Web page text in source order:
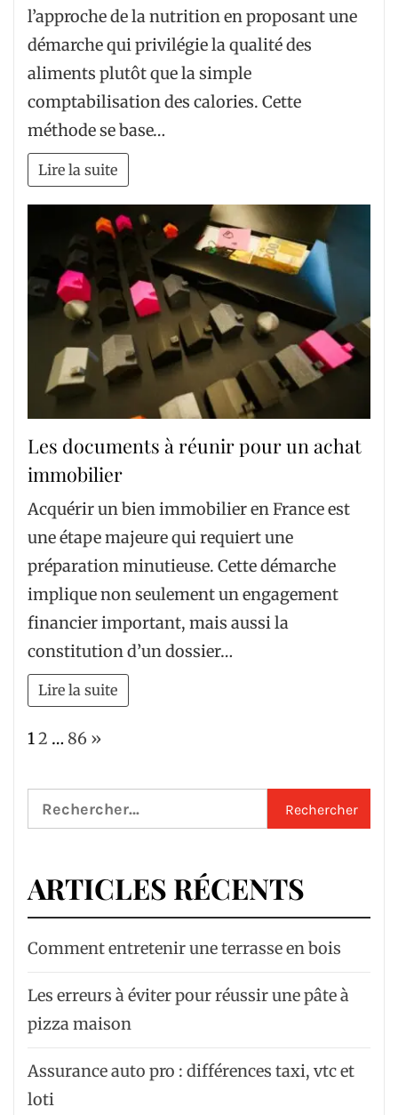
l’approche de la nutrition en proposant une
démarche qui privilégie la qualité des
aliments plutôt que la simple
comptabilisation des calories. Cette
méthode se base…
Lire la suite
Les documents à réunir pour un achat
immobilier
Acquérir un bien immobilier en France est
une étape majeure qui requiert une
préparation minutieuse. Cette démarche
implique non seulement un engagement
financier important, mais aussi la
constitution d’un dossier…
Lire la suite
Page:
12 … 86 Next
»
Rechercher :
ARTICLES RÉCENTS
Comment entretenir une terrasse en bois
Les erreurs à éviter pour réussir une pâte à
pizza maison
Assurance auto pro : différences taxi, vtc et
loti